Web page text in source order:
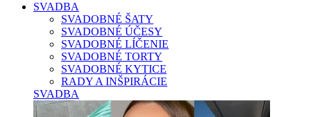
SVADBA
SVADOBNÉ ŠATY
SVADOBNÉ ÚČESY
SVADOBNÉ LÍČENIE
SVADOBNÉ TORTY
SVADOBNÉ KYTICE
RADY A INŠPIRÁCIE
SVADBA